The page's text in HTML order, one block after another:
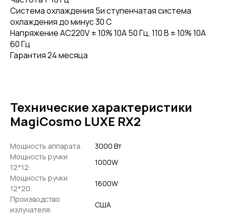
Система охлаждения 5и ступенчатая система
охлаждения до минус 30 С
Напряжение AC220V ± 10% 10A 50 Гц, 110 В ± 10% 10A
60 Гц
Гарантия 24 месяца
Технические характеристики
MagiCosmo LUXE RX2
Мощность аппарата:
3000 Вт
Мощность ручки
12*12:
1000W
Мощность ручки
12*20:
1600W
Производство
излучателя:
США